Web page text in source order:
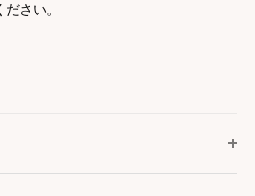
さい。